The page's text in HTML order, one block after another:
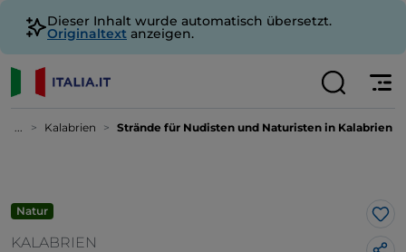
Dieser Inhalt wurde automatisch übersetzt.
Originaltext anzeigen.
... Kalabrien Strände für Nudisten und Naturisten in Kalabrien
Natur
KALABRIEN